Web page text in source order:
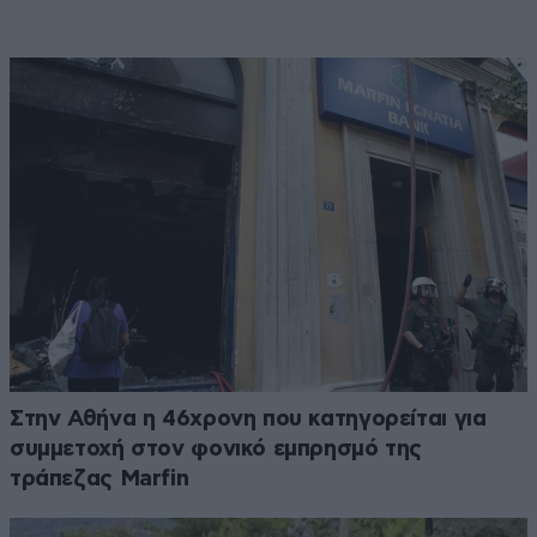
Στην Αθήνα η 46χρονη που κατηγορείται για
συμμετοχή στον φονικό εμπρησμό της
τράπεζας Marfin